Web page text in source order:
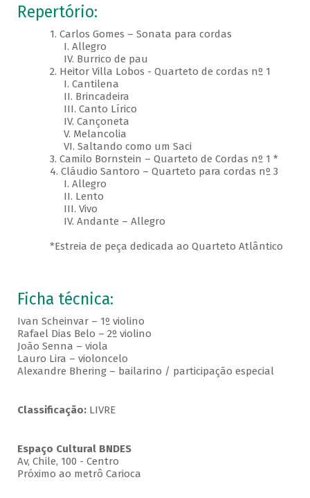
Repertório:
1. Carlos Gomes – Sonata para cordas
I. Allegro
IV. Burrico de pau
2. Heitor Villa Lobos - Quarteto de cordas nº 1
I. Cantilena
II. Brincadeira
III. Canto Lírico
IV. Cançoneta
V. Melancolia
VI. Saltando como um Saci
3. Camilo Bornstein – Quarteto de Cordas nº 1 *
4. Cláudio Santoro – Quarteto para cordas nº 3
I. Allegro
II. Lento
III. Vivo
IV. Andante – Allegro
*Estreia de peça dedicada ao Quarteto Atlântico
Ficha técnica:
Ivan Scheinvar – 1º violino
Rafael Dias Belo – 2º violino
João Senna – viola
Lauro Lira – violoncelo
Alexandre Bhering – bailarino / participação especial
Classificação:LIVRE
Espaço Cultural BNDES
Av, Chile, 100 - Centro
Próximo ao metrô Carioca